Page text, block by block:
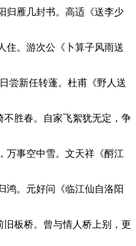
归雁几封书。高适《送李少
住。游次公《卜算子风雨送
尝新任转蓬。杜甫《野人送
不胜春。自家飞絮犹无定，争
万事空中雪。文天祥《酹江
鸿。元好问《临江仙自洛阳
旧板桥。曾与情人桥上别，更